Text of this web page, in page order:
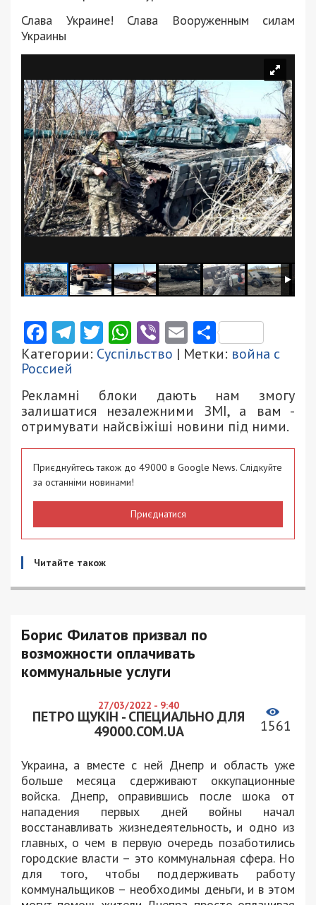
Слава Украине! Слава Вооруженным силам
Украины
Facebook
Telegram
Twitter
WhatsApp
ViberEmail
Категории: Суспільство | Метки: война с
Россией
Рекламні блоки дають нам змогу
залишатися незалежними ЗМІ, а вам -
отримувати найсвіжіші новини під ними.
Приєднуйтесь також до 49000 в Google News. Слідкуйте
за останніми новинами!
Приєднатися
Читайте також
Борис Филатов призвал по
возможности оплачивать
коммунальные услуги
27/03/2022 - 9:40
ПЕТРО ЩУКІН - СПЕЦИАЛЬНО ДЛЯ
49000.COM.UA
1561
Украина, а вместе с ней Днепр и область уже
больше месяца сдерживают оккупационные
войска. Днепр, оправившись после шока от
нападения первых дней войны начал
восстанавливать жизнедеятельность, и одно из
главных, о чем в первую очередь позаботились
городские власти – это коммунальная сфера. Но
для того, чтобы поддерживать работу
коммунальщиков – необходимы деньги, и в этом